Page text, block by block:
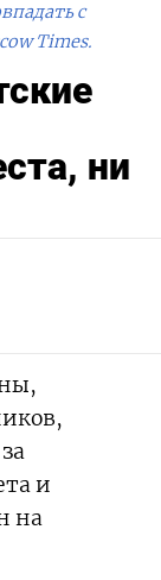
с
Times.
ни
и
на